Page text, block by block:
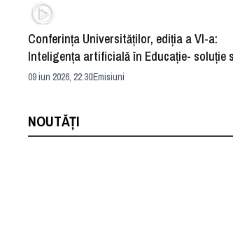
Conferința Universităților, ediția a VI-a:
Inteligența artificială în Educație- soluție
problemă?
09 iun 2026, 22:30Emisiuni
NOUTĂȚI